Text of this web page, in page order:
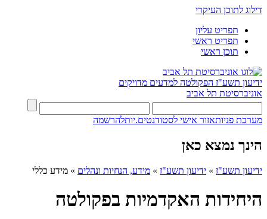
דילוג לתוכן העיקרי
תפריט עליון
תפריט ראשי
תוכן ראשי
ידיעון תשע"ז הפקולטה למדעים מדויקים
אוניברסיטת תל אביב
מערכת פניותאזור אישי לסטודנטים.יותלהרשמה
הינך נמצא כאן
ידיעון תשע"ז » ידיעון תשע"ז » מידע, הנחיות ונהלים » מידע כללי
היחידות האקדמיות בפקולטה